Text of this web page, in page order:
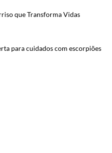
que Transforma Vidas
para cuidados com escorpiões